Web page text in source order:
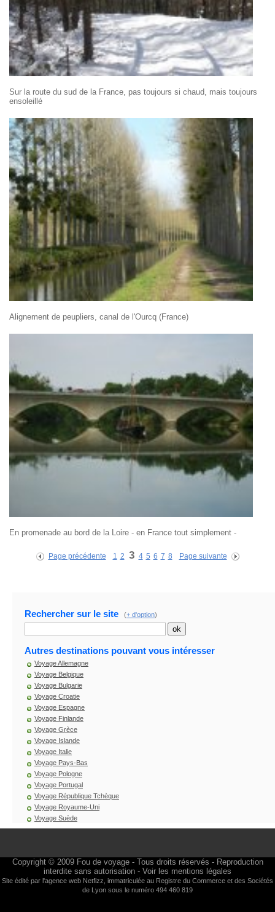
Sur la route du sud de la France, pas toujours si chaud, mais toujours
ensoleillé
Alignement de peupliers, canal de l'Ourcq (France)
En promenade au bord de la Loire - en France tout simplement -
Page précédente 1 2 3 4 5 6 7 8 Page suivante
Rechercher sur le site (+ d'option)
Autres destinations pouvant vous intéresser
Voyage Allemagne
Voyage Belgique
Voyage Bulgarie
Voyage Croatie
Voyage Espagne
Voyage Finlande
Voyage Grèce
Voyage Islande
Voyage Italie
Voyage Pays-Bas
Voyage Pologne
Voyage Portugal
Voyage République Tchèque
Voyage Royaume-Uni
Voyage Suède
Copyright © 2009 Fou de voyage- Tous droits réservés - Reproduction
interdite sans autorisation - Voir les mentions légales
Site édité par l'agence web Netfizz , immatriculée au Registre du Commerce et des Sociétés
de Lyon sous le numéro 494 460 819